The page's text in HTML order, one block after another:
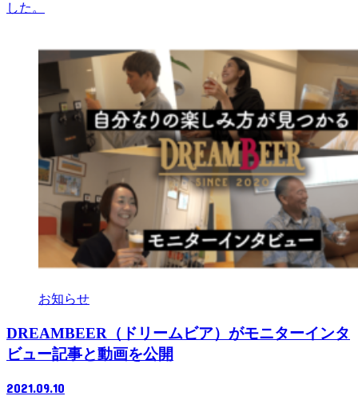
した。
お知らせ
DREAMBEER（ドリームビア）がモニターインタ
ビュー記事と動画を公開
2021.09.10